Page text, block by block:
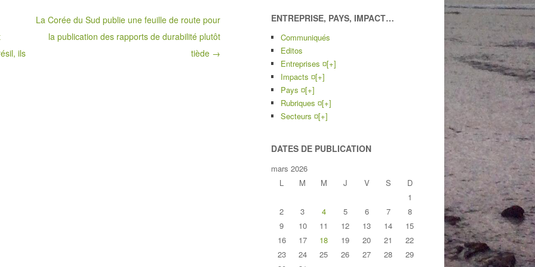
ils
La Corée du Sud publie une feuille de route pour
la publication des rapports de durabilité plutôt
tiède →
ENTREPRISE, PAYS, IMPACT…
Communiqués
Editos
Entreprises ¤[+]
Impacts ¤[+]
Pays ¤[+]
Rubriques ¤[+]
Secteurs ¤[+]
DATES DE PUBLICATION
mars 2026
L
M M J V S
D
1
2
3 4 5 6 7
8
9
10 11 12 13 14
15
16
17 18 19 20 21
22
23
24 25 26 27 28
29